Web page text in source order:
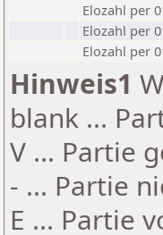
Elozahl per
Elozahl per
Elozahl per
Hinweis1
blank ...
V ... Partie
- ... Partie
E ... Partie